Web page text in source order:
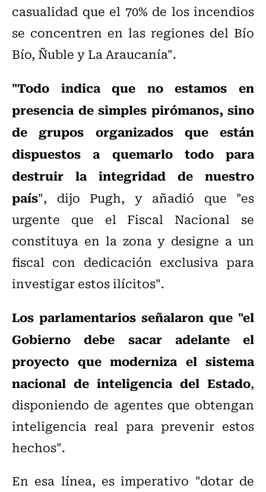
casualidad que el 70% de los incendios
se concentren en las regiones del Bío
Bío, Ñuble y La Araucanía".
"Todo indica que no estamos en
presencia de simples pirómanos, sino
de grupos organizados que están
dispuestos a quemarlo todo para
destruir la integridad de nuestro
país", dijo Pugh, y añadió que "es
urgente que el Fiscal Nacional se
constituya en la zona y designe a un
fiscal con dedicación exclusiva para
investigar estos ilícitos".
Los parlamentarios señalaron que "el
Gobierno debe sacar adelante el
proyecto que moderniza el sistema
nacional de inteligencia del Estado,
disponiendo de agentes que obtengan
inteligencia real para prevenir estos
hechos".
En esa línea, es imperativo "dotar de